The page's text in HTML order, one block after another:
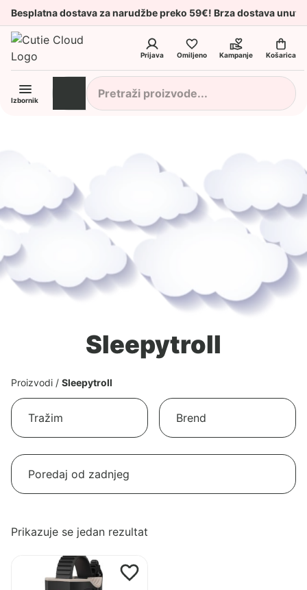
Besplatna dostava za narudžbe preko 59€! Brza dostava
Prijava Omiljeno Kampanje Košarica
Izbornik
Sleepytroll
Proizvodi / Sleepytroll
Prikazuje se jedan rezultat
proizvod